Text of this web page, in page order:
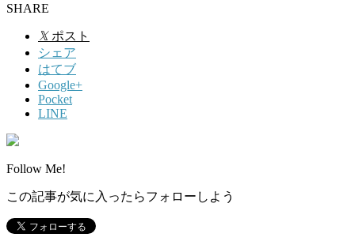
SHARE
𝕏 ポスト
シェア
はてブ
Google+
Pocket
LINE
Follow Me!
この記事が気に入ったらフォローしよう